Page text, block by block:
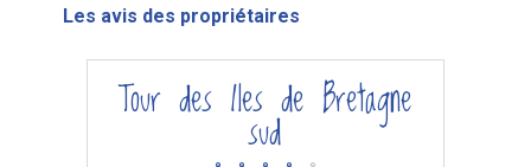
Les avis des propriétaires
Tour des Iles de Bretagne
sud